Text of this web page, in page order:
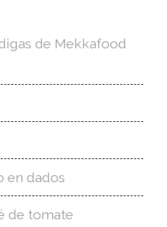
de Mekkafood
en dados
de tomate